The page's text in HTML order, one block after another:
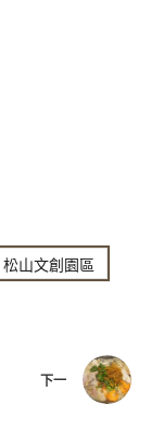
松山文創園區
下一